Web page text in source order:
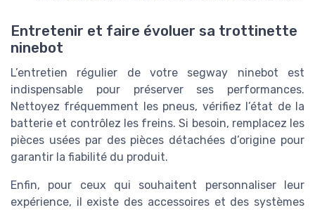
Entretenir et faire évoluer sa trottinette
ninebot
L’entretien régulier de votre segway ninebot est
indispensable pour préserver ses performances.
Nettoyez fréquemment les pneus, vérifiez l’état de la
batterie et contrôlez les freins. Si besoin, remplacez les
pièces usées par des pièces détachées d’origine pour
garantir la fiabilité du produit.
Enfin, pour ceux qui souhaitent personnaliser leur
expérience, il existe des accessoires et des systèmes